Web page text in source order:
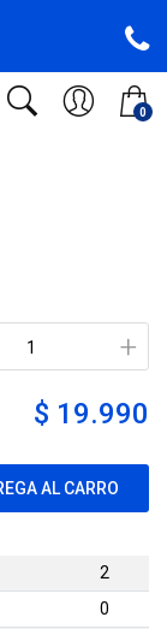
0
+
$ 19.990
AL CARRO
2
0